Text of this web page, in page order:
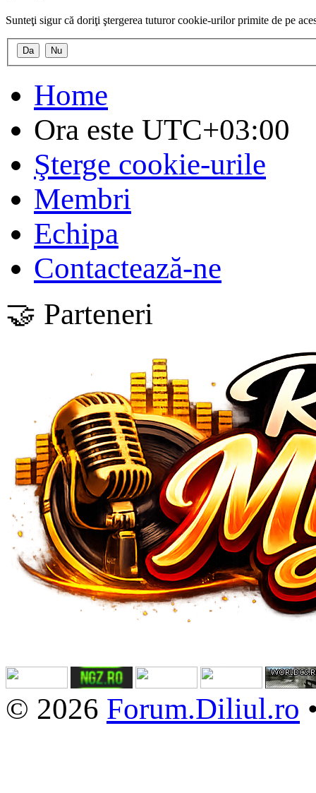
Sunteţi sigur că doriţi ştergerea tuturor cookie-urilor primite de pe
Home
Ora este UTC+03:00
Şterge cookie-urile
Membri
Echipa
Contactează-ne
🤝 Parteneri
© 2026 Forum.Diliul.ro